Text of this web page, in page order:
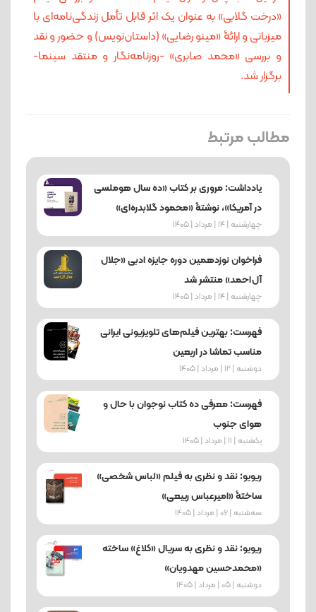
«درخت گلابی» به عنوان یک اثر قابل تأمل زندگی‌نامه‌ای با
میزبانی و ارائۀ «مینو رضایی» (داستان‌نویس) و حضور و نقد
و بررسی «محمد صابری» -روزنامه‌نگار و منتقد سینما-
برگزار شد.
مطالب مرتبط
یادداشت: مروری بر کتاب «ده سال هوملسی
در آمریکا»، نوشتۀ «محمود گلابدره‌ای»
چهارشنبه | 14 | مرداد | 1405
فراخوان نوزدهمین دوره جایزه ادبی «جلال
آل‌احمد» منتشر شد
چهارشنبه | 14 | مرداد | 1405
فهرست: بهترین فیلم‌های تلویزیونی ایرانی
مناسب تماشا در اربعین
دوشنبه | 12 | مرداد | 1405
فهرست: معرفی ده کتاب نوجوان با حال و
هوای جنوب
یکشنبه | 11 | مرداد | 1405
ریویو: نقد و نظری به فیلم «لباس شخصی»
ساختۀ «امیرعباس ربیعی»
ﺳﻪشنبه | 06 | مرداد | 1405
ریویو: نقد و نظری به سریال «کلاغ» ساخته
«محمدحسین مهدویان»
دوشنبه | 05 | مرداد | 1405